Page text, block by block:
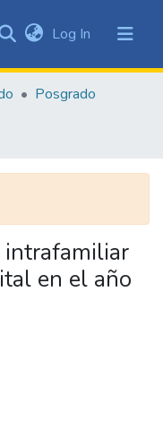
Log In (current)
Posgrado
intrafamiliar
en el año